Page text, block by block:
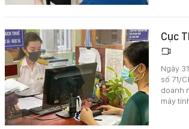
Cục
Ngày
số 71/
doanh
máy